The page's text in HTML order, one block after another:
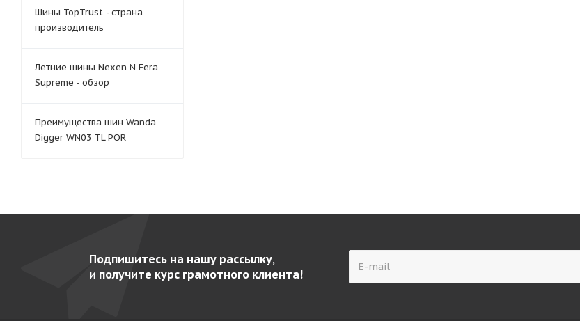
Шины TopTrust - страна
производитель
Летние шины Nexen N Fera
Supreme - обзор
Преимущества шин Wanda
Digger WN03 TL POR
Подпишитесь на нашу рассылку,
и получите курс грамотного клиента!